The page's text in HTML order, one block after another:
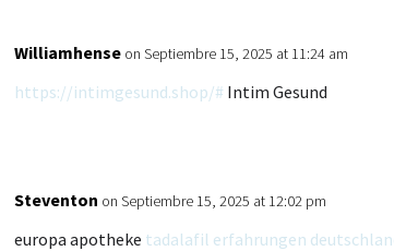
Williamhense on Septiembre 15, 2025 at 11:24 am
https://intimgesund.shop/# Intim Gesund
Steventon on Septiembre 15, 2025 at 12:02 pm
europa apotheke tadalafil erfahrungen